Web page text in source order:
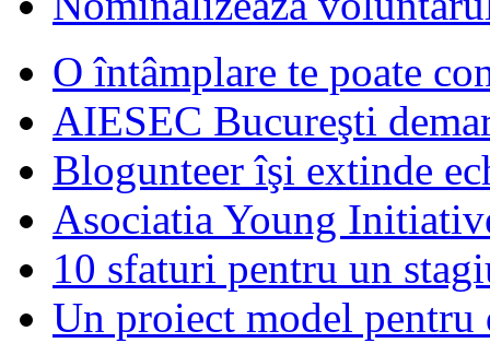
O întâmplare te poate
AIESEC Bucureşti
Blogunteer îşi extinde
Asociatia Young
10 sfaturi pentru un
Un proiect model